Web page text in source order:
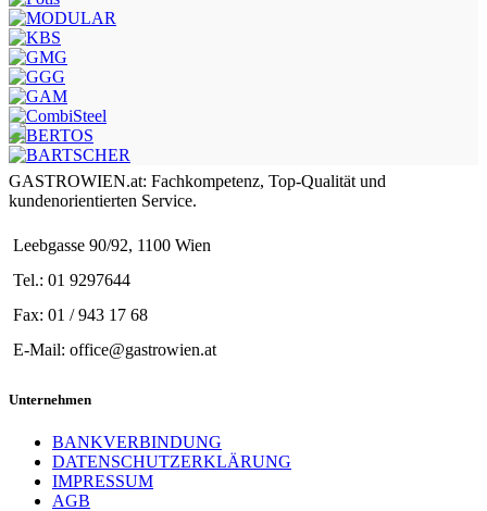
GASTROWIEN.at: Fachkompetenz, Top-Qualität und
kundenorientierten Service.
Leebgasse 90/92, 1100 Wien
Tel.: 01 9297644
Fax: 01 / 943 17 68
E-Mail: office@gastrowien.at
Unternehmen
BANKVERBINDUNG
DATENSCHUTZERKLÄRUNG
IMPRESSUM
AGB